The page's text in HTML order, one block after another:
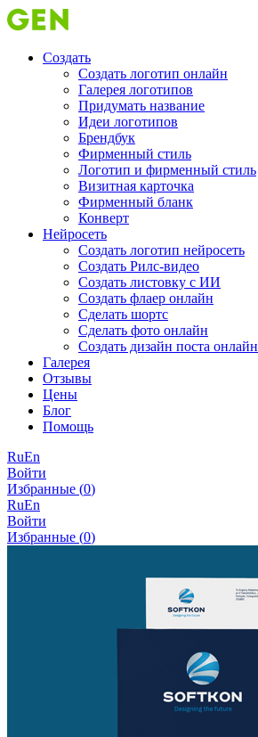
Создать
Создать логотип онлайн
Галерея логотипов
Придумать название
Идеи логотипов
Брендбук
Фирменный стиль
Логотип и фирменный стиль
Визитная карточка
Фирменный бланк
Конверт
Нейросеть
Создать логотип нейросеть
Создать Рилс-видео
Создать листовку с ИИ
Создать флаер онлайн
Cделать шортс
Сделать фото онлайн
Создать дизайн поста онлайн
Галерея
Отзывы
Цены
Блог
Помощь
RuEn
Войти
Избранные (0)
RuEn
Войти
Избранные (0)